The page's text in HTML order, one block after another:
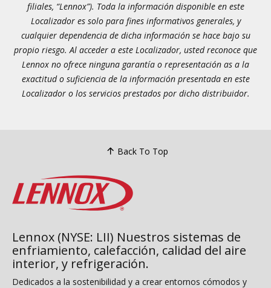
filiales, “Lennox”). Toda la información disponible en este
Localizador es solo para fines informativos generales, y
cualquier dependencia de dicha información se hace bajo su
propio riesgo. Al acceder a este Localizador, usted reconoce que
Lennox no ofrece ninguna garantía o representación as a la
exactitud o suficiencia de la información presentada en este
Localizador o los servicios prestados por dicho distribuidor.
Back To Top
Lennox (NYSE: LII) Nuestros sistemas de
enfriamiento, calefacción, calidad del aire
interior, y refrigeración.
Dedicados a la sostenibilidad y a crear entornos cómodos y